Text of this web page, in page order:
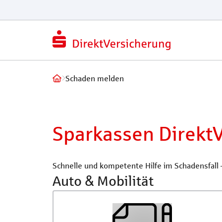
Schaden melden
Sparkassen
Schnelle und kompetente Hilfe im
Auto & Mobilität